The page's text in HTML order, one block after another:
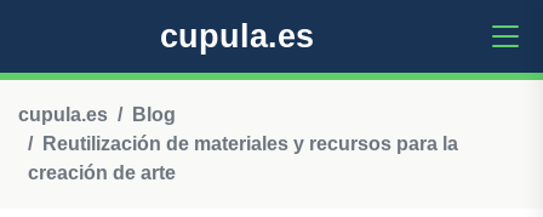
cupula.es
cupula.es
Blog
Reutilización de materiales y recursos para la
creación de arte